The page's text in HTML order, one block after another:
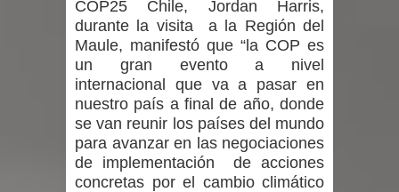
COP25 Chile, Jordan Harris,
durante la visita a la Región del
Maule, manifestó que “la COP es
un gran evento a nivel
internacional que va a pasar en
nuestro país a final de año, donde
se van reunir los países del mundo
para avanzar en las negociaciones
de implementación de acciones
concretas por el cambio climático